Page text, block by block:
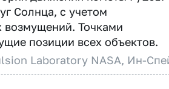
Солнца, с учетом
возмущений. Точками
позиции всех объектов.
Laboratory NASA, Ин-